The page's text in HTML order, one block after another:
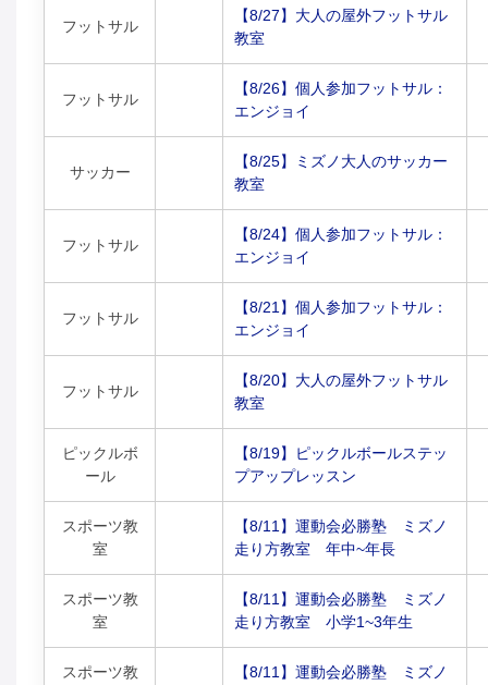
フットサル
【8/27】大人の屋外フットサル
教室
フットサル
【8/26】個人参加フットサル：
エンジョイ
サッカー
【8/25】ミズノ大人のサッカー
教室
フットサル
【8/24】個人参加フットサル：
エンジョイ
フットサル
【8/21】個人参加フットサル：
エンジョイ
フットサル
【8/20】大人の屋外フットサル
教室
ピックルボ
ール
【8/19】ピックルボールステッ
プアップレッスン
スポーツ教
室
【8/11】運動会必勝塾 ミズノ
走り方教室 年中~年長
スポーツ教
室
【8/11】運動会必勝塾 ミズノ
走り方教室 小学1~3年生
スポーツ教
【8/11】運動会必勝塾 ミズノ